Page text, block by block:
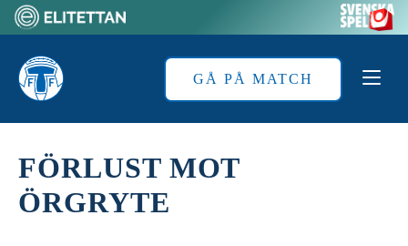
content
Home
GÅ PÅ MATCH
FÖRLUST MOT
ÖRGRYTE